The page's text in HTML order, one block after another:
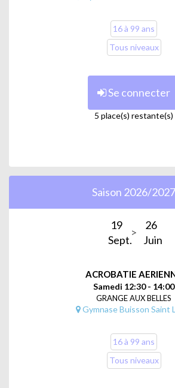
16 à 99 ans
Tous niveaux
Se connecter
5 place(s) restante(s)
Saison 2026/2027
19
Sept.
26
Juin
ACROBATIE
Samedi 12:30 - 14:00
GRANGE AUX BELLES
Gymnase Buisson Saint
16 à 99 ans
Tous niveaux